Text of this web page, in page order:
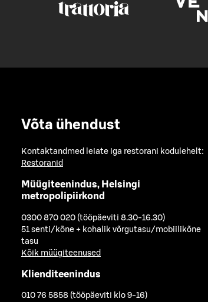
Võta ühendust
Kontaktandmed leiate iga restorani kodulehelt:
Restoranid
Müügiteenindus, Helsingi
metropolipiirkond
0300 870 020 (tööpäeviti 8.30-16.30)
51 senti/kõne + kohalik võrgutasu/mobiilikõne
tasu
Kõik müügiteenused
Klienditeenindus
010 76 5858 (tööpäeviti klo 9-16)